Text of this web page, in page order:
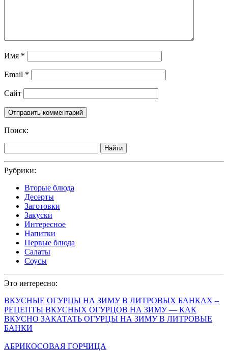
Имя *
Email *
Сайт
Поиск:
Найти
Рубрики:
Вторые блюда
Десерты
Заготовки
Закуски
Интересное
Напитки
Первые блюда
Салаты
Соусы
Это интересно:
ВКУСНЫЕ ОГУРЦЫ НА ЗИМУ В ЛИТРОВЫХ БАНКАХ –
РЕЦЕПТЫ ВКУСНЫХ ОГУРЦОВ НА ЗИМУ — КАК
ВКУСНО ЗАКАТАТЬ ОГУРЦЫ НА ЗИМУ В ЛИТРОВЫЕ
БАНКИ
АБРИКОСОВАЯ ГОРЧИЦА